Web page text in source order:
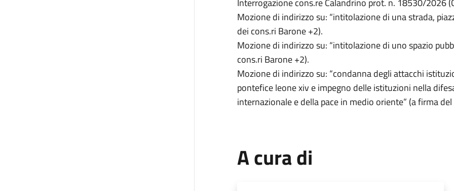
Interrogazione cons.re Calandrino prot. n. 18530/2026
Mozione di indirizzo su: “intitolazione di una strada,
dei cons.ri Barone +2).
Mozione di indirizzo su: “intitolazione di uno spazio
cons.ri Barone +2).
Mozione di indirizzo su: “condanna degli attacchi
pontefice leone xiv e impegno delle istituzioni nella
internazionale e della pace in medio oriente” (a firma
A cura di